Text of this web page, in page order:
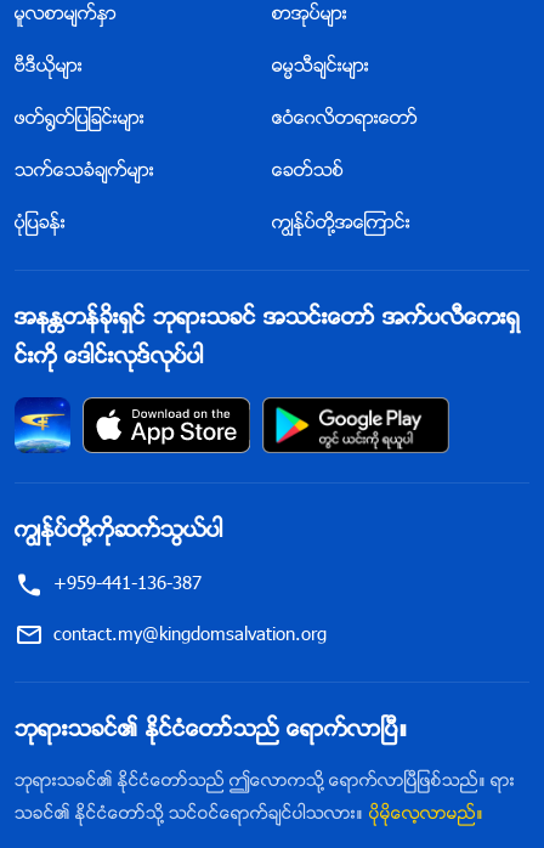
မူလစာမ်က္ႏွာ စာအုပ္မ်ား
ဗီဒီယိုမ်ား ဓမၼသီခ်င္းမ်ား
ဖတ္႐ြတ္ျပျခင္းမ်ား ဧဝံေဂလိတရားေတာ္
သက္ေသခံခ်က္မ်ား ေခတ္သစ္
ပုံျပခန္း ကြၽန္ုပ္တို႔အေၾကာင္း
အနႏၲတန္ခိုးရွင္ ဘုရားသခင္ အသင္းေတာ္ အက္ပလီေကးရွ
င္းကို ေဒါင္းလုဒ္လုပ္ပါ
ကြၽန္ုပ္တို႔ကိုဆက္သြယ္ပါ
+959-441-136-387
contact.my@kingdomsalvation.org
ဘုရားသခင္၏ ႏိုင္ငံေတာ္သည္ ေရာက္လာၿပီ။
ဘုရားသခင္၏ ႏိုင္ငံေတာ္သည္ ဤေလာကသို႔ ေရာက္လာၿပီျဖစ္သည္။ ရား
သခင္၏ ႏိုင္ငံေတာ္သို႔ သင္ဝင္ေရာက္ခ်င္ပါသလား။ ပိုမိုေလ့လာမည္။